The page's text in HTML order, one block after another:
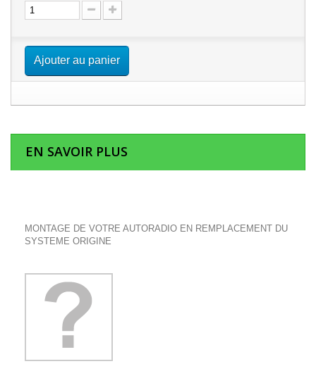
Ajouter au panier
EN SAVOIR PLUS
MONTAGE DE VOTRE AUTORADIO EN REMPLACEMENT DU
SYSTEME ORIGINE